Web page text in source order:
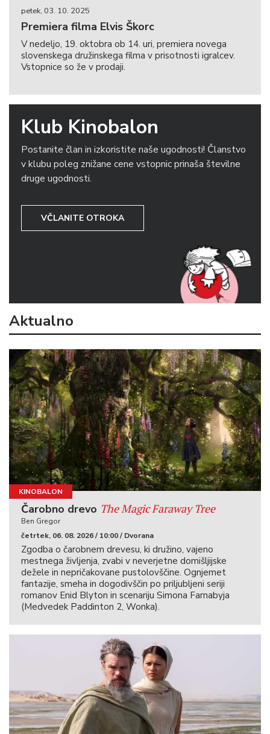
petek, 03. 10. 2025
Premiera filma Elvis Škorc
V nedeljo, 19. oktobra ob 14. uri, premiera novega
slovenskega družinskega filma v prisotnosti igralcev.
Vstopnice so že v prodaji.
Klub Kinobalon
Postanite član in izkoristite naše ugodnosti! Članstvo
v klubu poleg znižane cene vstopnic prinaša številne
druge ugodnosti.
VČLANITE OTROKA
Aktualno
KINOBALON
Čarobno drevo The Magic Faraway Tree
Ben Gregor
četrtek, 06. 08. 2026 / 10:00 / Dvorana
Zgodba o čarobnem drevesu, ki družino, vajeno
mestnega življenja, zvabi v neverjetne domišljijske
dežele in nepričakovane pustolovščine. Ognjemet
fantazije, smeha in dogodivščin po priljubljeni seriji
romanov Enid Blyton in scenariju Simona Farnabyja
(Medvedek Paddinton 2, Wonka).